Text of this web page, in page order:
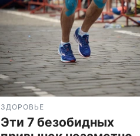
ЗДОРОВЬЕ
Эти 7 безобидных